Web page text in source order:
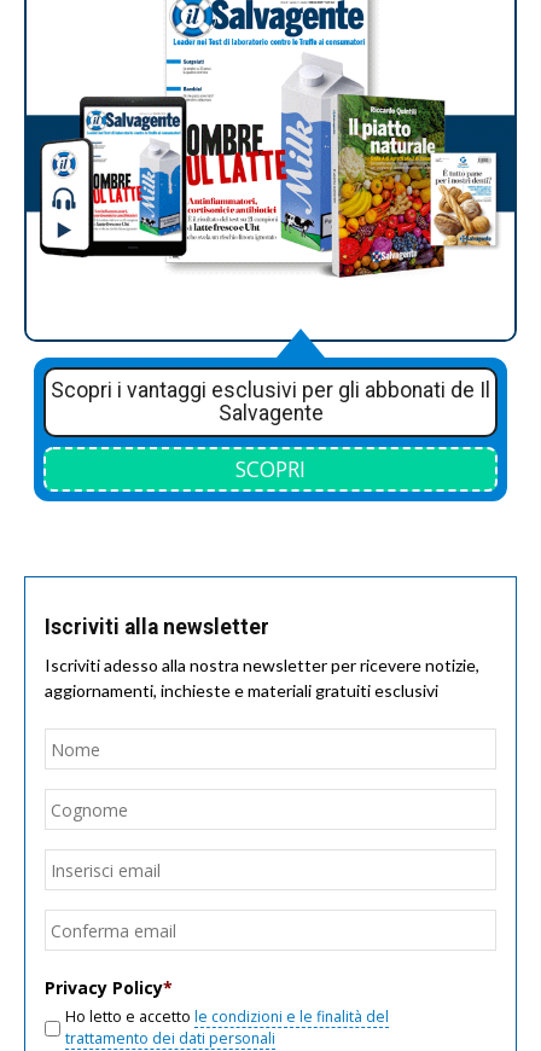
Scopri i vantaggi esclusivi per gli abbonati de Il
Salvagente
SCOPRI
Iscriviti alla newsletter
Iscriviti adesso alla nostra newsletter per ricevere notizie,
aggiornamenti, inchieste e materiali gratuiti esclusivi
Nome
Email
Privacy Policy*
Ho letto e accetto le condizioni e le finalità del
trattamento dei dati personali